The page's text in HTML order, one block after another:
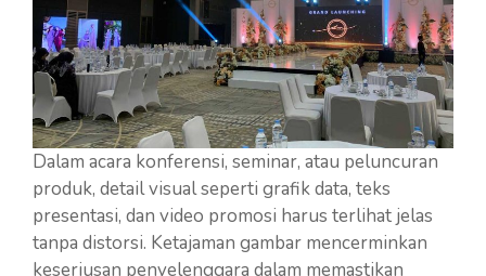
Dalam acara konferensi, seminar, atau peluncuran
produk, detail visual seperti grafik data, teks
presentasi, dan video promosi harus terlihat jelas
tanpa distorsi. Ketajaman gambar mencerminkan
keseriusan penyelenggara dalam memastikan